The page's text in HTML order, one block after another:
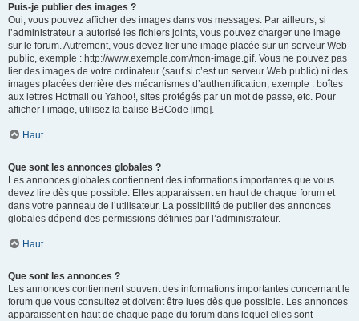
Puis-je publier des images ?
Oui, vous pouvez afficher des images dans vos messages. Par ailleurs, si
l’administrateur a autorisé les fichiers joints, vous pouvez charger une image
sur le forum. Autrement, vous devez lier une image placée sur un serveur Web
public, exemple : http://www.exemple.com/mon-image.gif. Vous ne pouvez pas
lier des images de votre ordinateur (sauf si c’est un serveur Web public) ni des
images placées derrière des mécanismes d’authentification, exemple : boîtes
aux lettres Hotmail ou Yahoo!, sites protégés par un mot de passe, etc. Pour
afficher l’image, utilisez la balise BBCode [img].
Haut
Que sont les annonces globales ?
Les annonces globales contiennent des informations importantes que vous
devez lire dès que possible. Elles apparaissent en haut de chaque forum et
dans votre panneau de l’utilisateur. La possibilité de publier des annonces
globales dépend des permissions définies par l’administrateur.
Haut
Que sont les annonces ?
Les annonces contiennent souvent des informations importantes concernant le
forum que vous consultez et doivent être lues dès que possible. Les annonces
apparaissent en haut de chaque page du forum dans lequel elles sont